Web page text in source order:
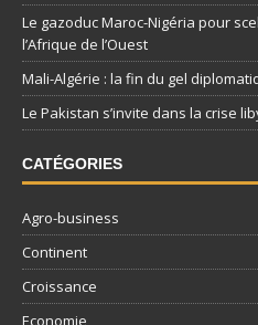
Le gazoduc Maroc-Nigéria pour
l’Afrique de l’Ouest
Mali-Algérie : la fin du gel
Le Pakistan s’invite dans la crise
CATÉGORIES
Agro-business
Continent
Croissance
Economie